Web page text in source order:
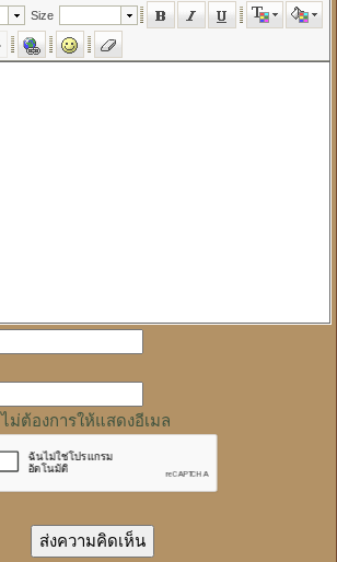
ไม่ต้องการให้แสดงอีเมล